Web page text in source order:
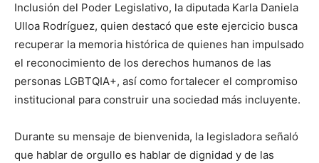
Inclusión del Poder Legislativo, la diputada Karla Daniela
Ulloa Rodríguez, quien destacó que este ejercicio busca
recuperar la memoria histórica de quienes han impulsado
el reconocimiento de los derechos humanos de las
personas LGBTQIA+, así como fortalecer el compromiso
institucional para construir una sociedad más incluyente.
Durante su mensaje de bienvenida, la legisladora señaló
que hablar de orgullo es hablar de dignidad y de las